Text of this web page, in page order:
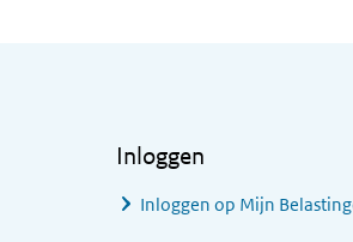
Inloggen
Inloggen op Mijn